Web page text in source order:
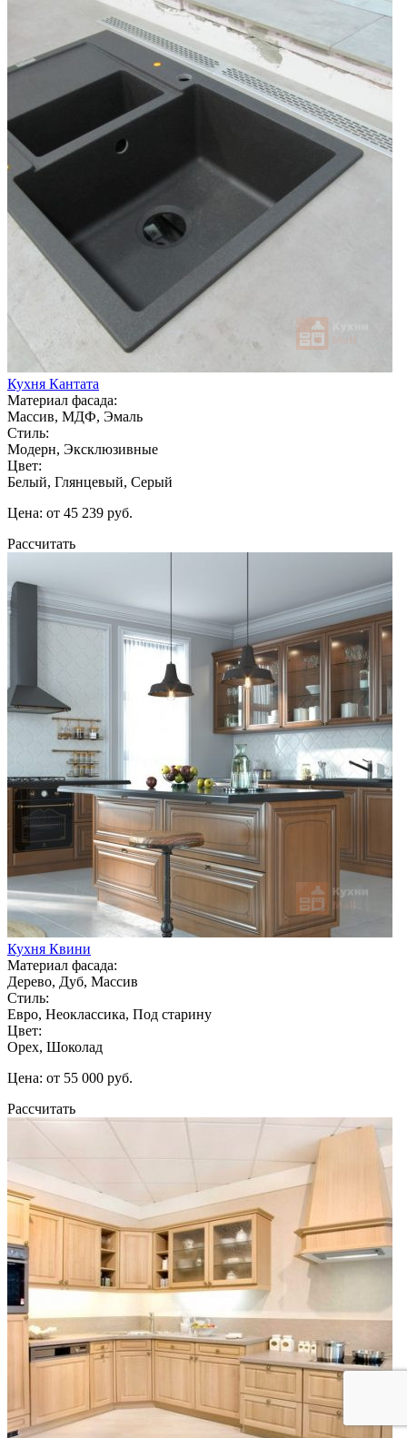
Кухня Кантата
Материал фасада:
Массив, МДФ, Эмаль
Стиль:
Модерн, Эксклюзивные
Цвет:
Белый, Глянцевый, Серый
Цена: от 45 239 руб.
Рассчитать
Кухня Квини
Материал фасада:
Дерево, Дуб, Массив
Стиль:
Евро, Неоклассика, Под старину
Цвет:
Орех, Шоколад
Цена: от 55 000 руб.
Рассчитать